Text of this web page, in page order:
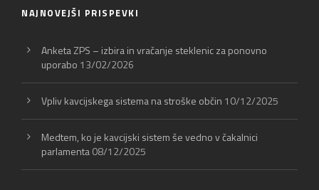
NAJNOVEJŠI PRISPEVKI
Anketa ZPS – izbira in vračanje steklenic za ponovno
uporabo 13/02/2026
Vpliv kavcijskega sistema na stroške občin 10/12/2025
Medtem, ko je kavcijski sistem še vedno v čakalnici
parlamenta08/12/2025